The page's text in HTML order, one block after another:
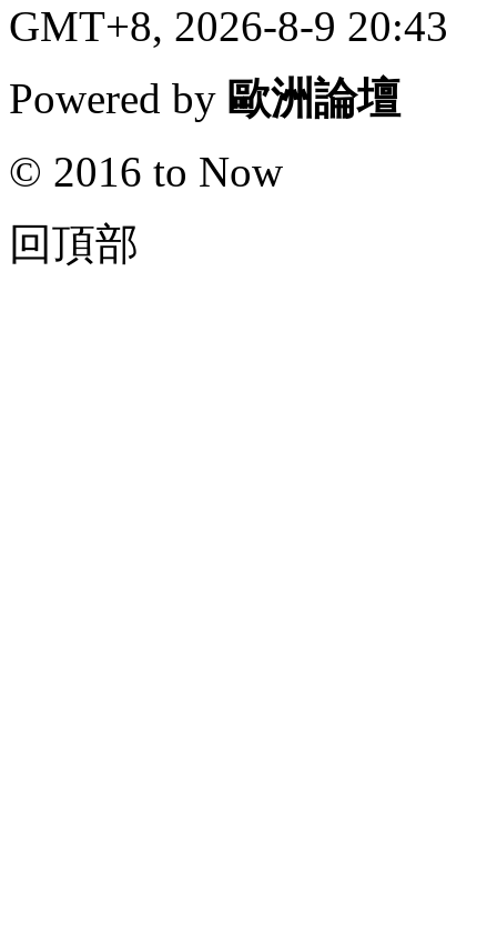
GMT+8, 2026-8-9 20:43
Powered by 歐洲論壇
© 2016 to Now
回頂部